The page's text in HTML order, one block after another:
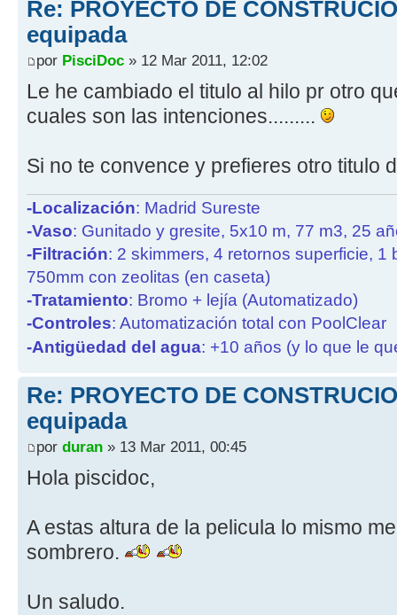
Re: PROYECTO DE
equipada
por PisciDoc » 12 Mar 2011, 12:02
Le he cambiado el titulo al hilo pr otro
cuales son las intenciones.........
Si no te convence y prefieres otro titulo
-Localización: Madrid Sureste
-Vaso: Gunitado y gresite, 5x10 m, 77 m3, 25
-Filtración: 2 skimmers, 4 retornos superficie, 1
750mm con zeolitas (en caseta)
-Tratamiento: Bromo + lejía (Automatizado)
-Controles: Automatización total con PoolClear
-Antigüedad del agua: +10 años (y lo que le
Re: PROYECTO DE
equipada
por duran » 13 Mar 2011, 00:45
Hola piscidoc,
A estas altura de la pelicula lo mismo
sombrero.
Un saludo.